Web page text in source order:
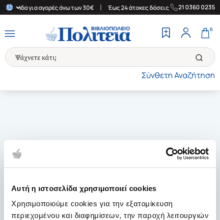
Αυτή η ιστοσελίδα χρησιμοποιεί cookies
Χρησιμοποιούμε cookies για την εξατομίκευση
περιεχομένου και διαφημίσεων, την παροχή λειτουργιών
Ελλάδα για αγορές άνω των 30€ Έως 24 άτοκες δόσεις |
21 0360 0235
Σύνθετη Αναζήτηση
0